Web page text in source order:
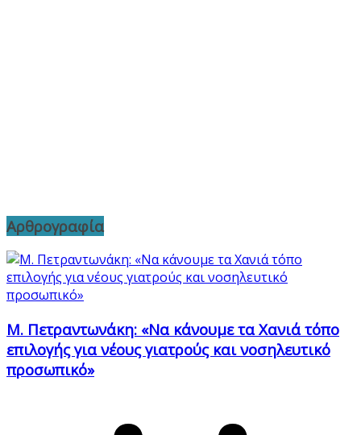
Αρθρογραφία
Μ. Πετραντωνάκη: «Να κάνουμε τα Χανιά τόπο
επιλογής για νέους γιατρούς και νοσηλευτικό
προσωπικό»